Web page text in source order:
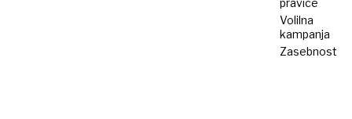
pravice
Volilna
kampanja
Zasebnost